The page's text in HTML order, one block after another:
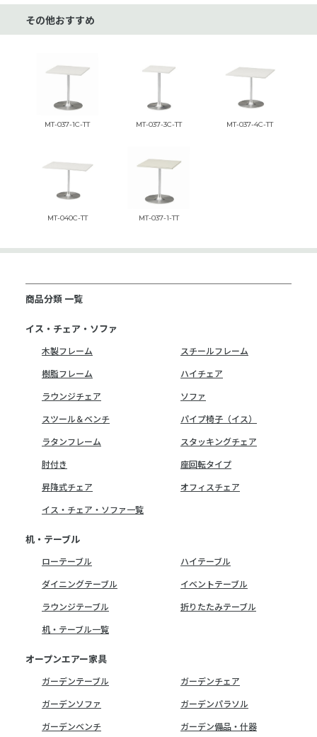
その他おすすめ
MT-037-1C-TT MT-037-3C-TT MT-037-4C-TT
MT-040C-TT MT-037-1-TT
商品分類 一覧
イス・チェア・ソファ
木製フレーム
スチールフレーム
樹脂フレーム
ハイチェア
ラウンジチェア
ソファ
スツール＆ベンチ
パイプ椅子（イス）
ラタンフレーム
スタッキングチェア
肘付き
座回転タイプ
昇降式チェア
オフィスチェア
イス・チェア・ソファ一覧
机・テーブル
ローテーブル
ハイテーブル
ダイニングテーブル
イベントテーブル
ラウンジテーブル
折りたたみテーブル
机・テーブル一覧
オープンエアー家具
ガーデンテーブル
ガーデンチェア
ガーデンソファ
ガーデンパラソル
ガーデンベンチ
ガーデン備品・什器